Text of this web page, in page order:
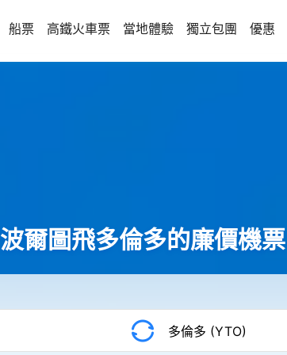
船票 高鐵火車票 當地體驗 獨立包團 優惠
波爾圖飛多倫多的廉價機票